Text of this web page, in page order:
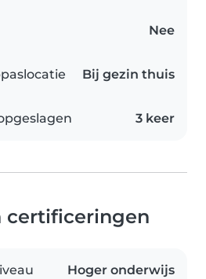
Nee
Bij gezin thuis
3 keer
certificeringen
Hoger onderwijs